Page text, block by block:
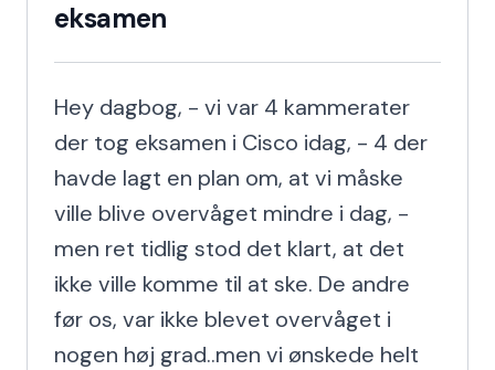
eksamen
Hey dagbog, - vi var 4 kammerater
der tog eksamen i Cisco idag, - 4 der
havde lagt en plan om, at vi måske
ville blive overvåget mindre i dag, -
men ret tidlig stod det klart, at det
ikke ville komme til at ske. De andre
før os, var ikke blevet overvåget i
nogen høj grad..men vi ønskede helt